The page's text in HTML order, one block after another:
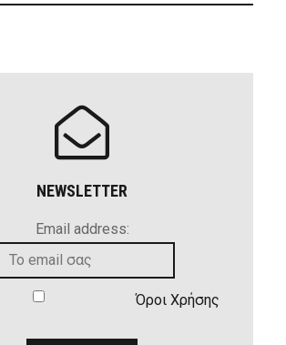
NEWSLETTER
Email address:
Όροι Χρήσης